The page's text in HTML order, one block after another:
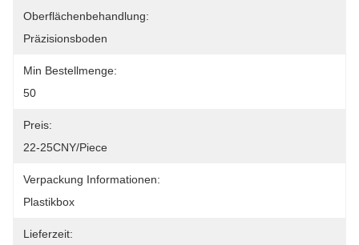
Oberflächenbehandlung:
Präzisionsboden
Min Bestellmenge:
50
Preis:
22-25CNY/piece
Verpackung Informationen:
Plastikbox
Lieferzeit: